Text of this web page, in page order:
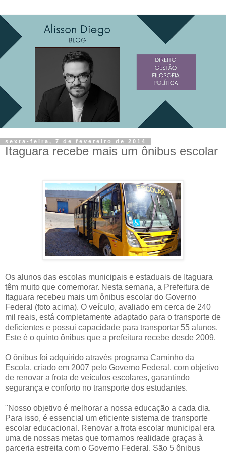
sexta-feira, 7 de fevereiro de 2014
Itaguara recebe mais um ônibus escolar
Os alunos das escolas municipais e estaduais de Itaguara
têm muito que comemorar. Nesta semana, a Prefeitura de
Itaguara recebeu mais um ônibus escolar do Governo
Federal (foto acima). O veículo, avaliado em cerca de 240
mil reais, está completamente adaptado para o transporte de
deficientes e possui capacidade para transportar 55 alunos.
Este é o quinto ônibus que a prefeitura recebe desde 2009.
O ônibus foi adquirido através programa Caminho da
Escola, criado em 2007 pelo Governo Federal, com objetivo
de renovar a frota de veículos escolares, garantindo
segurança e conforto no transporte dos estudantes.
"Nosso objetivo é melhorar a nossa educação a cada dia.
Para isso, é essencial um eficiente sistema de transporte
escolar educacional. Renovar a frota escolar municipal era
uma de nossas metas que tornamos realidade graças à
parceria estreita com o Governo Federal. São 5 ônibus